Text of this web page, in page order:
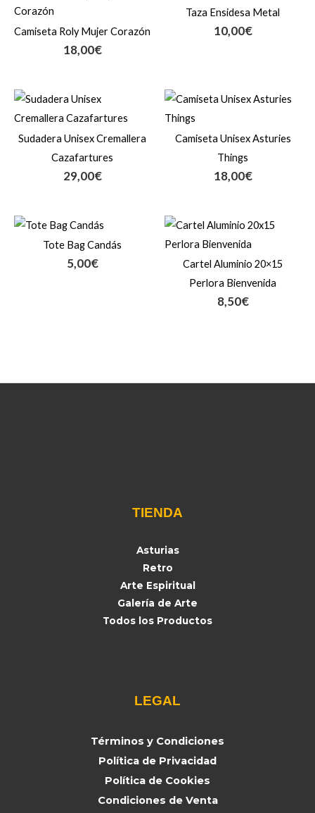
Camiseta Roly Mujer Corazón
18,00€
Taza Ensidesa Metal
10,00€
Sudadera Unisex Cremallera
Cazafartures
29,00€
Camiseta Unisex Asturies
Things
18,00€
Tote Bag Candás
5,00€
Cartel Aluminio 20×15
Perlora Bienvenida
8,50€
TIENDA
Asturias
Retro
Arte Espiritual
Galería de Arte
Todos los Productos
LEGAL
Términos y Condiciones
Política de Privacidad
Política de Cookies
Condiciones de Venta